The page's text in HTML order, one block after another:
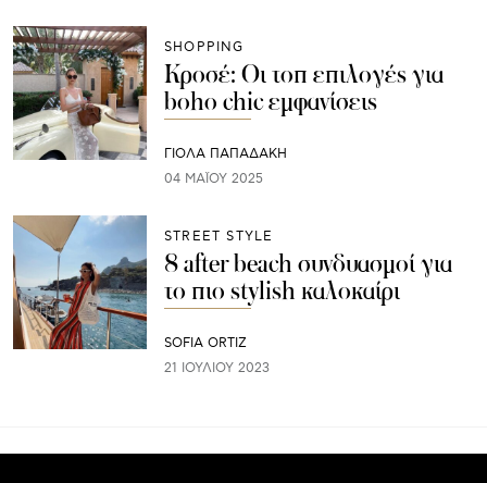
SHOPPING
Κροσέ: Οι τοπ επιλογές για
boho chic εμφανίσεις
ΓΙΌΛΑ ΠΑΠΑΔΆΚΗ
04 ΜΑΪ́ΟΥ 2025
STREET STYLE
8 after beach συνδυασμοί για
το πιο stylish καλοκαίρι
SOFIA ORTIZ
21 ΙΟΥΛΊΟΥ 2023